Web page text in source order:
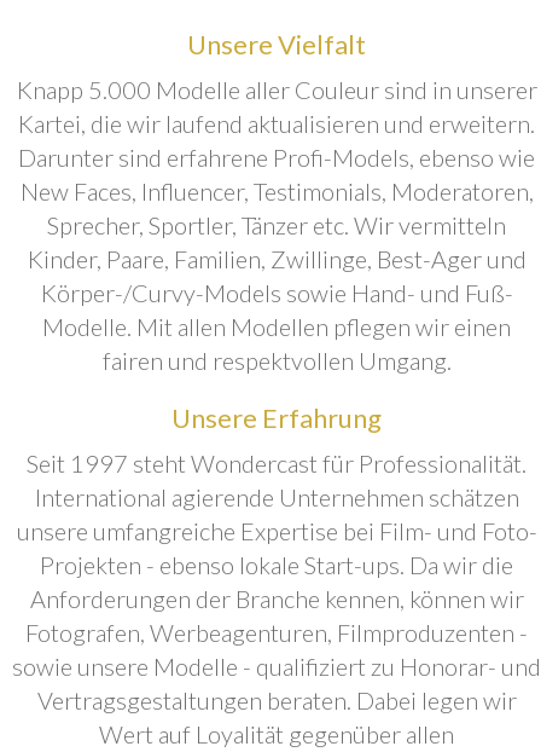
Unsere Vielfalt
Knapp 5.000 Modelle aller Couleur sind in unserer
Kartei, die wir laufend aktualisieren und erweitern.
Darunter sind erfahrene Profi-Models, ebenso wie
New Faces, Influencer, Testimonials, Moderatoren,
Sprecher, Sportler, Tänzer etc. Wir vermitteln
Kinder, Paare, Familien, Zwillinge, Best-Ager und
Körper-/Curvy-Models sowie Hand- und Fuß-
Modelle. Mit allen Modellen pflegen wir einen
fairen und respektvollen Umgang.
Unsere Erfahrung
Seit 1997 steht Wondercast für Professionalität.
International agierende Unternehmen schätzen
unsere umfangreiche Expertise bei Film- und Foto-
Projekten - ebenso lokale Start-ups. Da wir die
Anforderungen der Branche kennen, können wir
Fotografen, Werbeagenturen, Filmproduzenten -
sowie unsere Modelle - qualifiziert zu Honorar- und
Vertragsgestaltungen beraten. Dabei legen wir
Wert auf Loyalität gegenüber allen